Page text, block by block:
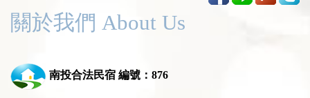
關於我們 About Us
南投合法民宿 編號：876